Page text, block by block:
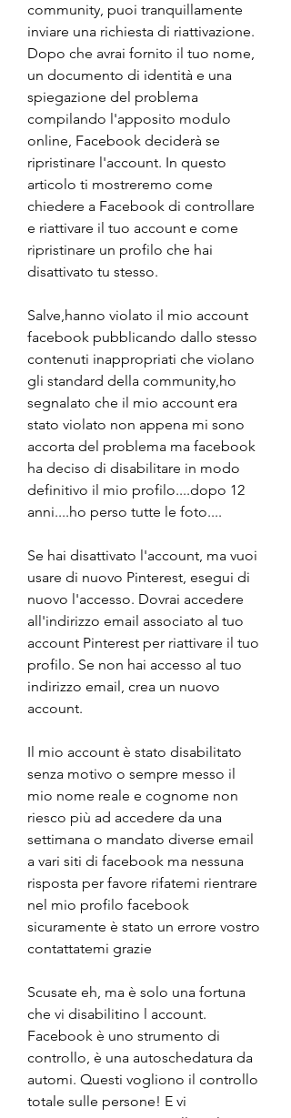
community, puoi tranquillamente
inviare una richiesta di riattivazione.
Dopo che avrai fornito il tuo nome,
un documento di identità e una
spiegazione del problema
compilando l'apposito modulo
online, Facebook deciderà se
ripristinare l'account. In questo
articolo ti mostreremo come
chiedere a Facebook di controllare
e riattivare il tuo account e come
ripristinare un profilo che hai
disattivato tu stesso.
Salve,hanno violato il mio account
facebook pubblicando dallo stesso
contenuti inappropriati che violano
gli standard della community,ho
segnalato che il mio account era
stato violato non appena mi sono
accorta del problema ma facebook
ha deciso di disabilitare in modo
definitivo il mio profilo....dopo 12
anni....ho perso tutte le foto....
Se hai disattivato l'account, ma vuoi
usare di nuovo Pinterest, esegui di
nuovo l'accesso. Dovrai accedere
all'indirizzo email associato al tuo
account Pinterest per riattivare il tuo
profilo. Se non hai accesso al tuo
indirizzo email, crea un nuovo
account.
Il mio account è stato disabilitato
senza motivo o sempre messo il
mio nome reale e cognome non
riesco più ad accedere da una
settimana o mandato diverse email
a vari siti di facebook ma nessuna
risposta per favore rifatemi rientrare
nel mio profilo facebook
sicuramente è stato un errore vostro
contattatemi grazie
Scusate eh, ma è solo una fortuna
che vi disabilitino l account.
Facebook è uno strumento di
controllo, è una autoschedatura da
automi. Questi vogliono il controllo
totale sulle persone! E vi